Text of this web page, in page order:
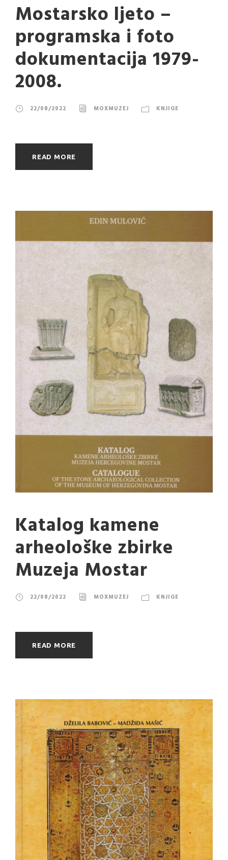
Mostarsko ljeto –
programska i foto
dokumentacija 1979-
2008.
22/08/2022 MOXMUZEJ KNJIGE
READ MORE
Katalog kamene
arheološke zbirke
Muzeja Mostar
22/08/2022 MOXMUZEJ KNJIGE
READ MORE